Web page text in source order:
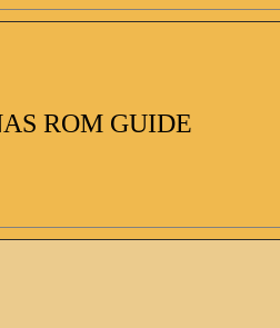
ROM GUIDE